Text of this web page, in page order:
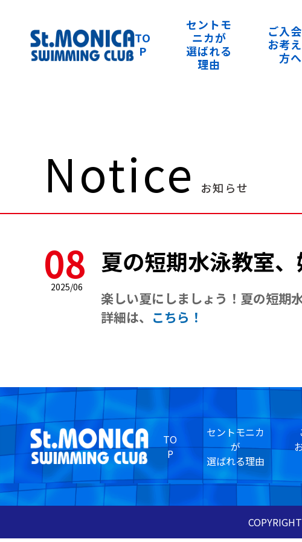
TO
P
セントモ
ニカが
選ばれる
理由
ご入
お考
方へ
Notice お知らせ
08
2025/06
夏の短期水泳教室、
楽しい夏にしましょう！夏の短期
詳細は、 こちら！
TO
P
セントモニカ
が
選ばれる理由